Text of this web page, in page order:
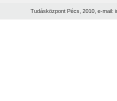
Tudásközpont Pécs, 2010, e-mail: